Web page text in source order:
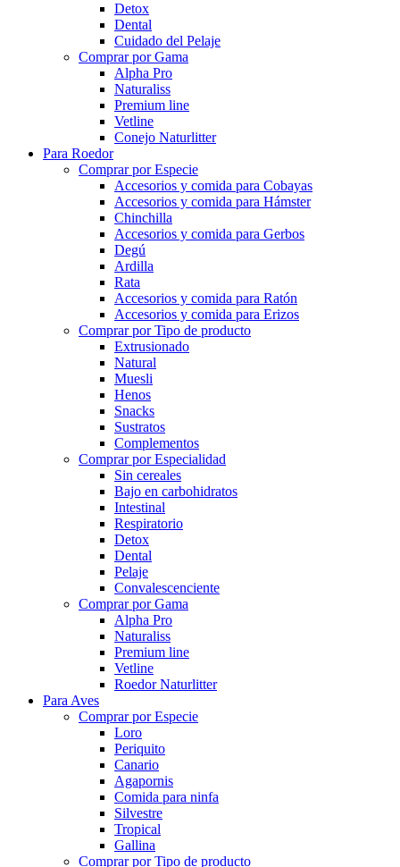
Detox
Dental
Cuidado del Pelaje
Comprar por Gama
Alpha Pro
Naturaliss
Premium line
Vetline
Conejo Naturlitter
Para Roedor
Comprar por Especie
Accesorios y comida para Cobayas
Accesorios y comida para Hámster
Chinchilla
Accesorios y comida para Gerbos
Degú
Ardilla
Rata
Accesorios y comida para Ratón
Accesorios y comida para Erizos
Comprar por Tipo de producto
Extrusionado
Natural
Muesli
Henos
Snacks
Sustratos
Complementos
Comprar por Especialidad
Sin cereales
Bajo en carbohidratos
Intestinal
Respiratorio
Detox
Dental
Pelaje
Convalescenciente
Comprar por Gama
Alpha Pro
Naturaliss
Premium line
Vetline
Roedor Naturlitter
Para Aves
Comprar por Especie
Loro
Periquito
Canario
Agapornis
Comida para ninfa
Silvestre
Tropical
Gallina
Comprar por Tipo de producto